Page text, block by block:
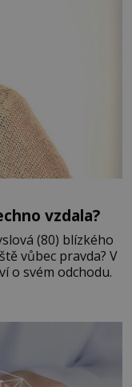
vzdala?
(80) blízkého
vůbec pravda? V
o svém odchodu.